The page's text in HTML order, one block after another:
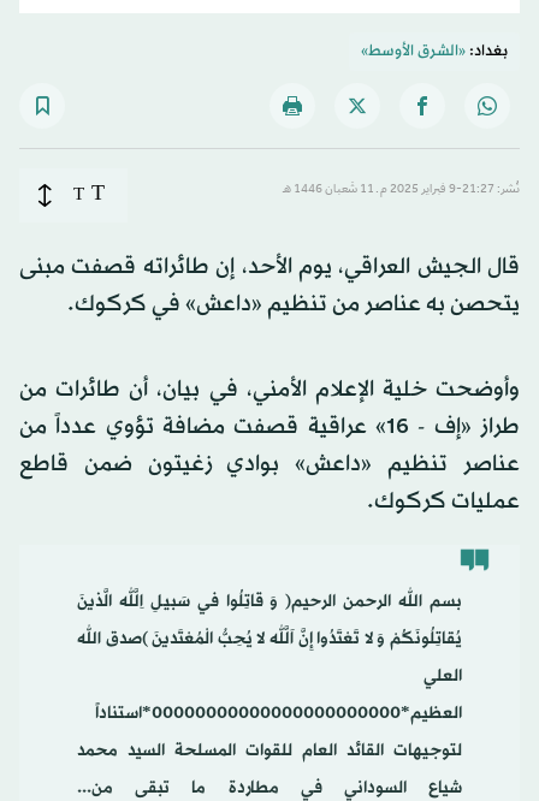
بغداد:«الشرق الأوسط»
نُشر: 21:27-9 فبراير 2025 م ـ 11 شَعبان 1446 هـ T
T
قال الجيش العراقي، يوم الأحد، إن طائراته قصفت مبنى
يتحصن به عناصر من تنظيم «داعش» في كركوك.
وأوضحت خلية الإعلام الأمني، في بيان، أن طائرات من
طراز «إف - 16» عراقية قصفت مضافة تؤوي عدداً من
عناصر تنظيم «داعش» بوادي زغيتون ضمن قاطع
عمليات كركوك.
بسم الله الرحمن الرحيم( وَ قاتِلُوا في‌ سَبيلِ اللَّهِ الَّذينَ
يُقاتِلُونَكُمْ وَ لا تَعْتَدُوا إِنَّ اللَّهَ لا يُحِبُّ الْمُعْتَدينَ )صدق الله
العلي
العظيم*٠٠٠٠٠٠٠٠٠٠٠٠٠٠٠٠٠٠٠٠٠٠٠*استناداً
لتوجيهات القائد العام للقوات المسلحة السيد محمد
شياع السوداني في مطاردة ما تبقى من...